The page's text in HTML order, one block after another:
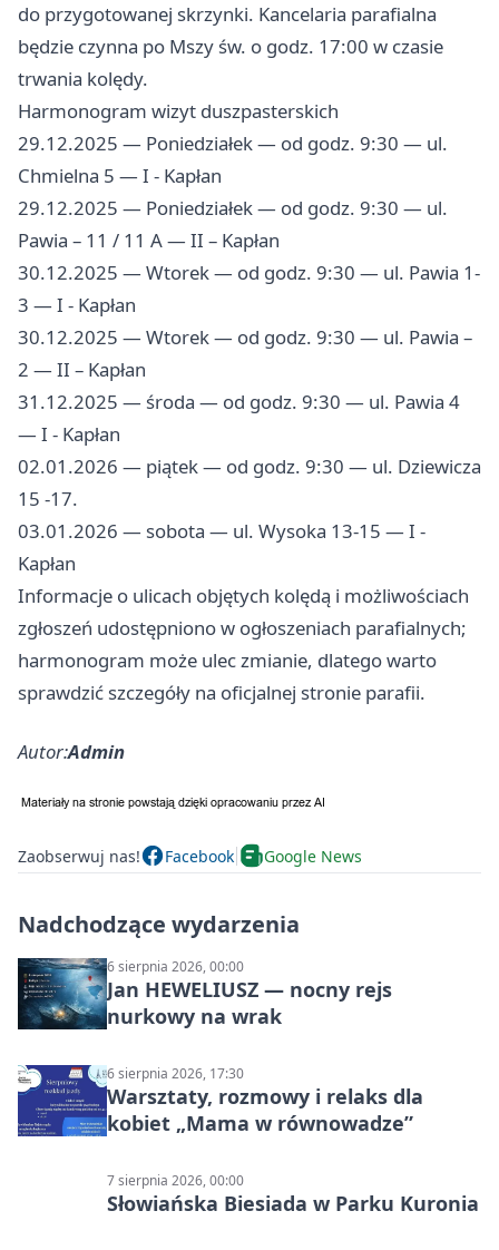
do przygotowanej skrzynki. Kancelaria parafialna
będzie czynna po Mszy św. o godz. 17:00 w czasie
trwania kolędy.
Harmonogram wizyt duszpasterskich
29.12.2025 — Poniedziałek — od godz. 9:30 — ul.
Chmielna 5 — I - Kapłan
29.12.2025 — Poniedziałek — od godz. 9:30 — ul.
Pawia – 11 / 11 A — II – Kapłan
30.12.2025 — Wtorek — od godz. 9:30 — ul. Pawia 1-
3 — I - Kapłan
30.12.2025 — Wtorek — od godz. 9:30 — ul. Pawia –
2 — II – Kapłan
31.12.2025 — środa — od godz. 9:30 — ul. Pawia 4
— I - Kapłan
02.01.2026 — piątek — od godz. 9:30 — ul. Dziewicza
15 -17.
03.01.2026 — sobota — ul. Wysoka 13-15 — I -
Kapłan
Informacje o ulicach objętych kolędą i możliwościach
zgłoszeń udostępniono w ogłoszeniach parafialnych;
harmonogram może ulec zmianie, dlatego warto
sprawdzić szczegóły na oficjalnej stronie parafii.
Autor:Admin
Zaobserwuj nas! Facebook Google News
Nadchodzące wydarzenia
6 sierpnia 2026, 00:00
Jan HEWELIUSZ — nocny rejs
nurkowy na wrak
6 sierpnia 2026, 17:30
Warsztaty, rozmowy i relaks dla
kobiet „Mama w równowadze”
7 sierpnia 2026, 00:00
Słowiańska Biesiada w Parku Kuronia